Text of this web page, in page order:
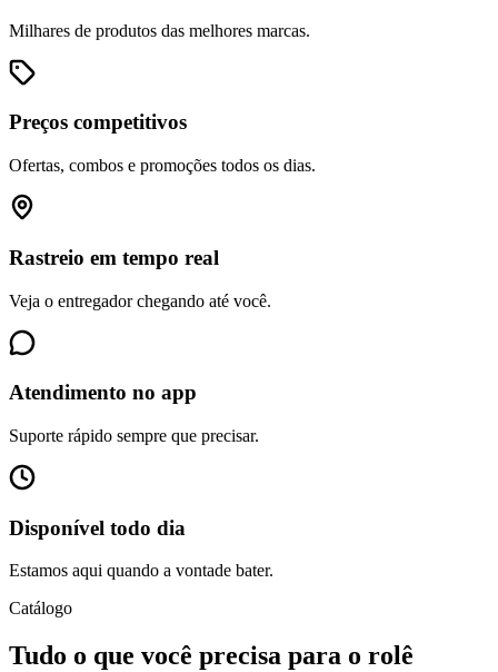
Milhares de produtos das melhores marcas.
Preços competitivos
Ofertas, combos e promoções todos os dias.
Rastreio em tempo real
Veja o entregador chegando até você.
Atendimento no app
Suporte rápido sempre que precisar.
Disponível todo dia
Estamos aqui quando a vontade bater.
Catálogo
Tudo o que você precisa para o rolê